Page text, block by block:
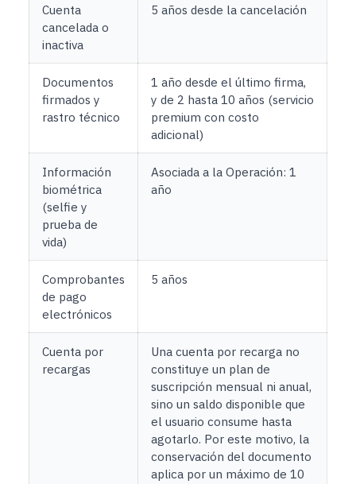
Cuenta
cancelada o
inactiva
5 años desde la cancelación
Documentos
firmados y
rastro técnico
1 año desde el último firma,
y de 2 hasta 10 años (servicio
premium con costo
adicional)
Información
biométrica
(selfie y
prueba de
vida)
Asociada a la Operación: 1
año
Comprobantes
de pago
electrónicos
5 años
Cuenta por
recargas
Una cuenta por recarga no
constituye un plan de
suscripción mensual ni anual,
sino un saldo disponible que
el usuario consume hasta
agotarlo. Por este motivo, la
conservación del documento
aplica por un máximo de 10